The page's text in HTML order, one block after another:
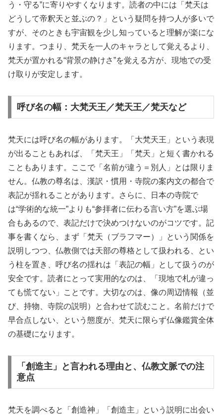
う・守る”に寄りやすくなります。読者の中には「梵天は
どうして帝釈天と並ぶの？」という疑問を持つ人が多いで
すが、そのときも宇宙観を少し知っていると理解が楽にな
ります。つまり、梵天を一人のキャラとして覚えるより、
梵天が置かれる“背景の静けさ”を覚える方が、現地での受
け取りが安定します。
呼び名の幅：大梵天王／梵天王／梵天など
梵天には呼び名の幅があります。「大梵天王」という表現
が出ることもあれば、「梵天王」「梵天」と短く書かれる
こともあります。ここで「名前が違う＝別人」とは限りま
せん。仏教の尊名は、漢訳・慣用・寺院の案内文の都合で
表記が揺れることがあります。さらに、日本の寺院で
は“学術的な統一”よりも“参拝者に伝わる言い方”を選ぶ場
合もあるので、表記だけで決めつけないのがコツです。記
事を書くなら、まず「梵天（ブラフマー）」という関係を
説明しつつ、仏教側では天部の尊格として扱われる、とい
う柱を置き、呼び名の揺れは「表記の幅」として扱うのが
安全です。読者にとって実用的なのは、「現地で札が違っ
ても慌てない」ことです。大切なのは、像の周辺情報（並
び、持物、寺院の説明）と合わせて読むこと。名前だけで
早合点しない、という態度が、梵天に限らず仏像鑑賞全体
の基礎になります。
「創造主」と言われる理由と、仏教文脈での注
意点
梵天を調べると「創造神」「創造主」という説明に出会い